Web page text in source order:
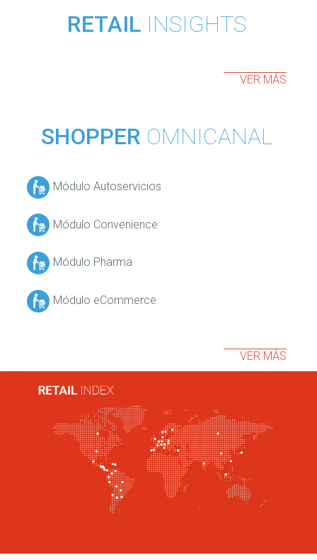
RETAILINSIGHTS
VER MÁS
SHOPPER OMNICANAL
Módulo Autoservicios
Módulo Convenience
Módulo Pharma
Módulo eCommerce
VER MÁS